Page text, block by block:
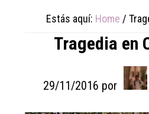
Estás aquí: Home /
Tragedia en
29/11/2016 por